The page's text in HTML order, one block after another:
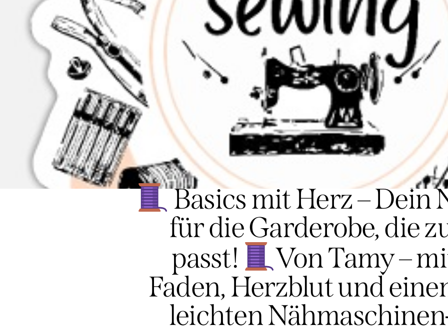
Basics mit Herz – Dein
für die Garderobe, die
passt!
Von Tamy –
Faden, Herzblut und
leichten